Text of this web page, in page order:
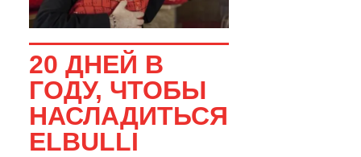
20 ДНЕЙ В
ГОДУ, ЧТОБЫ
НАСЛАДИТЬСЯ
ELBULLI